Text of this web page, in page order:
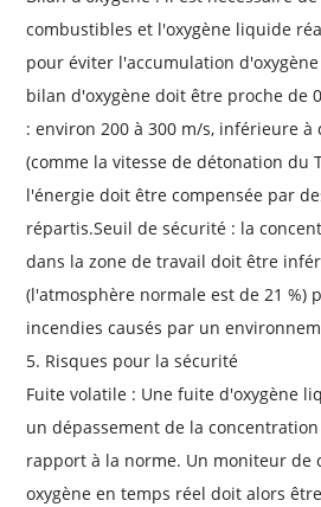
combustibles et l'oxygène liquide
pour éviter l'accumulation
bilan d'oxygène doit être proche de
: environ 200 à 300 m/s, inférieure à
(comme la vitesse de détonation du
l'énergie doit être compensée par
répartis.Seuil de sécurité : la
dans la zone de travail doit être
(l'atmosphère normale est de 21 %)
incendies causés par un
5. Risques pour la sécurité
Fuite volatile : Une fuite d'oxygène
un dépassement de la
rapport à la norme. Un moniteur de
oxygène en temps réel doit alors